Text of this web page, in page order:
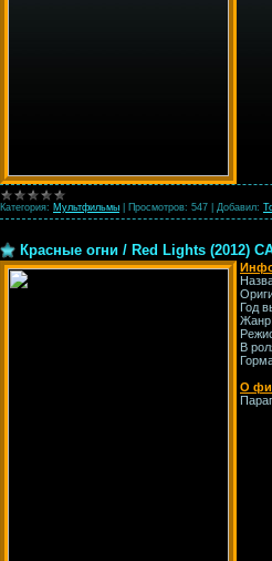
Категория: Мультфильмы Просмотров: 547 Добавил:
Красные огни / Red Lights (2012)
Год
В
О